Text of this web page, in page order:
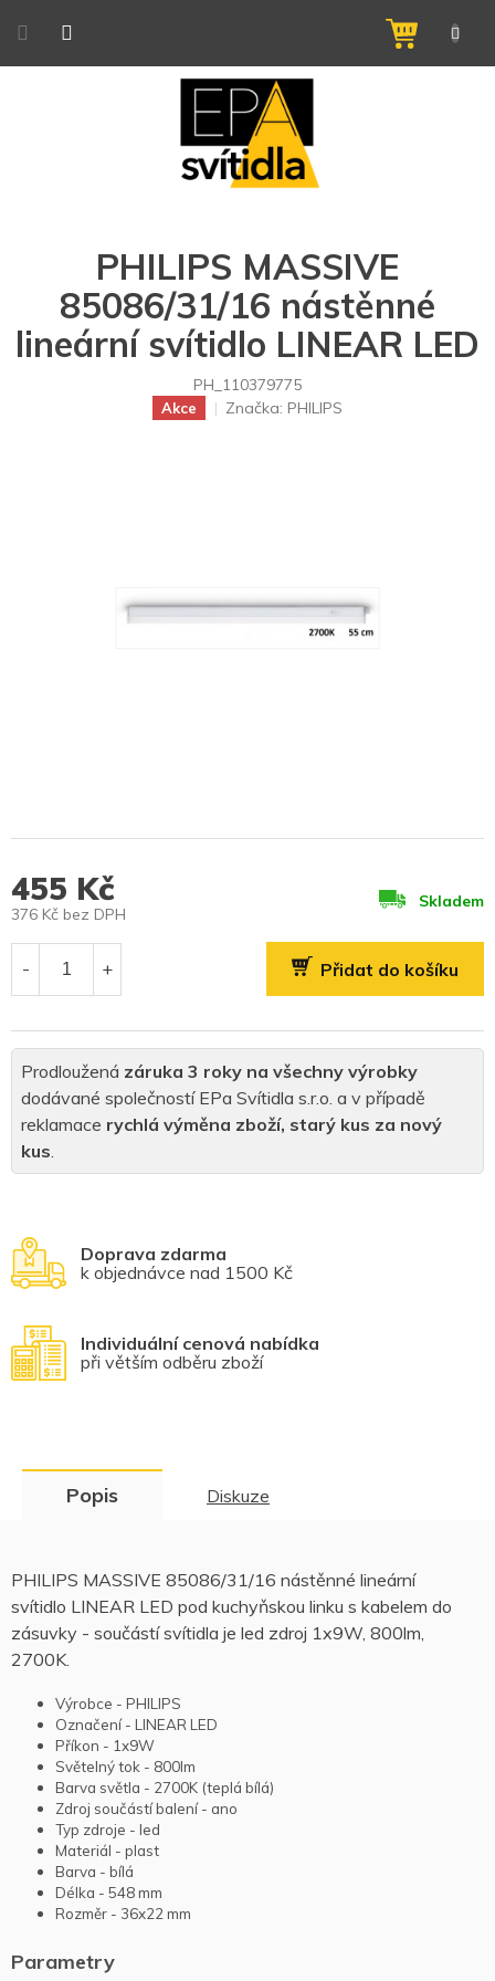
NÁKUPNÍ
KOŠÍK
PHILIPS MASSIVE
85086/31/16 nástěnné
lineární svítidlo LINEAR LED
PH_110379775
Akce Značka: PHILIPS
Doprava zdarma
k objednávce nad 1500 Kč
Individuální cenová nabídka
při větším odběru zboží
Prodloužená záruka 3 roky na všechny výrobky
dodávané společností EPa Svítidla s.r.o. a v případě
reklamace rychlá výměna zboží, starý kus za nový
kus.
455 Kč
376 Kč bez DPH
Skladem
Přidat do košíku
Popis Diskuze
PHILIPS MASSIVE 85086/31/16 nástěnné lineární
svítidlo LINEAR LED pod kuchyňskou linku s kabelem do
zásuvky - součástí svítidla je led zdroj 1x9W, 800lm,
2700K.
Výrobce - PHILIPS
Označení - LINEAR LED
Příkon - 1x9W
Světelný tok - 800lm
Barva světla - 2700K (teplá bílá)
Zdroj součástí balení - ano
Typ zdroje - led
Materiál - plast
Barva - bílá
Délka - 548 mm
Rozměr - 36x22 mm